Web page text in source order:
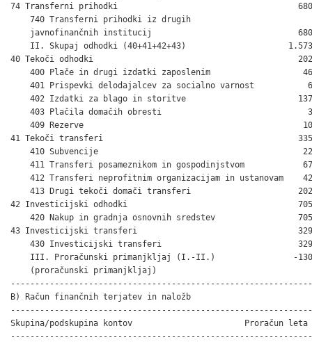
74 Transferni prihodki
    740 Transferni prihodki iz drugih
javnofinančnih institucij
II. Skupaj odhodki (40+41+42+43)
40 Tekoči odhodki
400 Plače in drugi izdatki zaposlenim
401 Prispevki delodajalcev za socialno varnost
402 Izdatki za blago in storitve
403 Plačila domačih obresti
409 Rezerve
41 Tekoči transferi
410 Subvencije
411 Transferi posameznikom in gospodinjstvom
412 Transferi neprofitnim organizacijam in ustanovam
413 Drugi tekoči domači transferi
42 Investicijski odhodki
420 Nakup in gradnja osnovnih sredstev
43 Investicijski transferi
430 Investicijski transferi
III. Proračunski primanjkljaj (I.-II.)                -
    (proračunski primanjkljaj)
B) Račun finančnih terjatev in naložb
Skupina/podskupina kontov                       Proračun leta